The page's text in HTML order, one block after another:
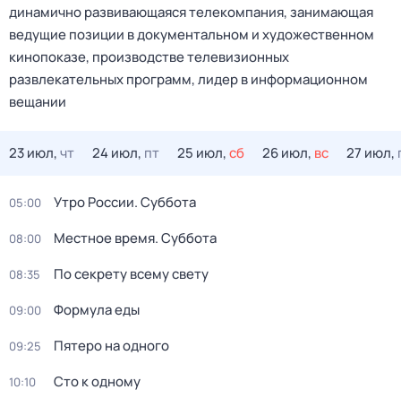
динамично развивающаяся телекомпания, занимающая
ведущие позиции в документальном и художественном
кинопоказе, производстве телевизионных
развлекательных программ, лидер в информационном
вещании
23 июл,чт 24 июл, пт 25 июл,сб 26 июл, вс 27 июл,
05:00 Утро России. Суббота
08:00 Местное время. Суббота
08:35 По секрету всему свету
09:00 Формула еды
09:25 Пятеро на одного
10:10 Сто к одному